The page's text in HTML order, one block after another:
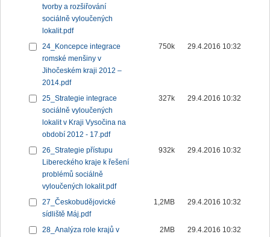
tvorby a rozšiřování
sociálně vyloučených
lokalit.pdf
24_Koncepce integrace
romské menšiny v
Jihočeském kraji 2012 –
2014.pdf
750k 29.4.2016 10:32
25_Strategie integrace
sociálně vyloučených
lokalit v Kraji Vysočina na
období 2012 - 17.pdf
327k 29.4.2016 10:32
26_Strategie přístupu
Libereckého kraje k řešení
problémů sociálně
vyloučených lokalit.pdf
932k 29.4.2016 10:32
27_Českobudějovické
sídliště Máj.pdf
1,2MB 29.4.2016 10:32
28_Analýza role krajů v
2MB 29.4.2016 10:32